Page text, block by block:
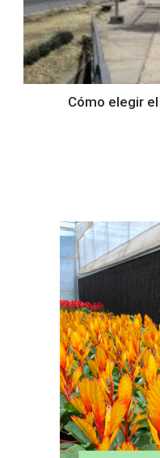
Cómo elegir